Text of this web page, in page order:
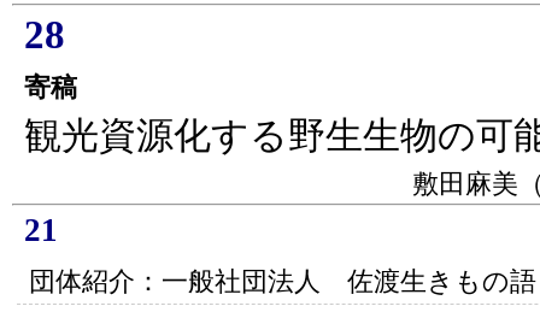
28
寄稿
観光資源化する野生生物の可
敷田麻美
21
団体紹介：一般社団法人 佐渡生きもの